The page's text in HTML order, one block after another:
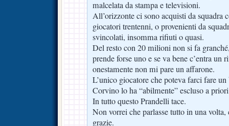
malcelata da stampa e televisioni.
All’orizzonte ci sono acquisti da squadra
giocatori trentenni, o provenienti da
svincolati, insomma rifiuti o quasi.
Del resto con 20 milioni non si fa
prende forse uno e se va bene c’entra un
onestamente non mi pare un affarone.
L’unico giocatore che poteva farci fare
Corvino lo ha “abilmente” escluso a
In tutto questo Prandelli tace.
Non vorrei che parlasse tutto in una
grazie.